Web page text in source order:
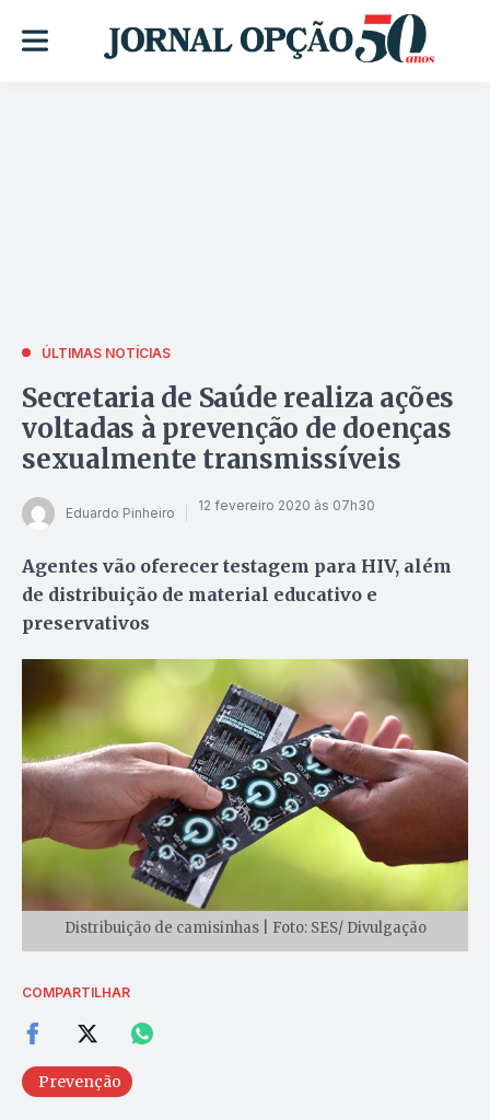
ÚLTIMAS NOTÍCIAS
Secretaria de Saúde realiza ações
voltadas à prevenção de doenças
sexualmente transmissíveis
Eduardo Pinheiro 12 fevereiro 2020 às 07h30
Agentes vão oferecer testagem para HIV, além
de distribuição de material educativo e
preservativos
Distribuição de camisinhas | Foto: SES/ Divulgação
COMPARTILHAR
Prevenção